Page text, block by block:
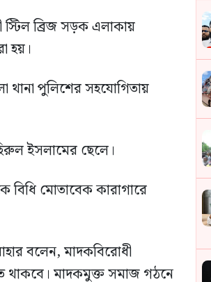
স্টিল ব্রিজ সড়ক এলাকায়
হয়।
থানা পুলিশের সহযোগিতায়
ইসলামের ছেলে।
বিধি মোতাবেক কারাগারে
বলেন, মাদকবিরোধী
থাকবে। মাদকমুক্ত সমাজ গঠনে